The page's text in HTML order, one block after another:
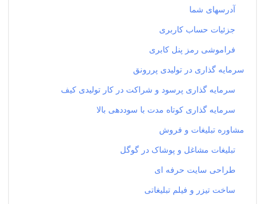
آدرسهای شما
جزئیات حساب کاربری
فراموشی رمز پنل کابری
سرمایه گذاری در تولیدی پررونق
سرمایه گذاری پرسود و شراکت در کار تولیدی کیف
سرمایه گذاری کوتاه مدت با سوددهی بالا
مشاوره تبلیغات و فروش
تبلیغات مشاغل و پوشاک در گوگل
طراحی سایت حرفه ای
ساخت تیزر و فیلم تبلیغاتی